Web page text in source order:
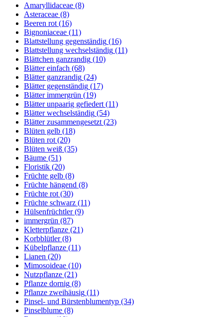
Amaryllidaceae (8)
Asteraceae (8)
Beeren rot (16)
Bignoniaceae (11)
Blattstellung gegenständig (16)
Blattstellung wechselständig (11)
Blättchen ganzrandig (10)
Blätter einfach (68)
Blätter ganzrandig (24)
Blätter gegenständig (17)
Blätter immergrün (19)
Blätter unpaarig gefiedert (11)
Blätter wechselständig (54)
Blätter zusammengesetzt (23)
Blüten gelb (18)
Blüten rot (20)
Blüten weiß (35)
Bäume (51)
Floristik (20)
Früchte gelb (8)
Früchte hängend (8)
Früchte rot (30)
Früchte schwarz (11)
Hülsenfrüchtler(9)
immergrün (87)
Kletterpflanze (21)
Korbblütler(8)
Kübelpflanze (11)
Lianen (20)
Mimosoideae (10)
Nutzpflanze (21)
Pflanze dornig (8)
Pflanze zweihäusig (11)
Pinsel- und Bürstenblumentyp (34)
Pinselblume (8)